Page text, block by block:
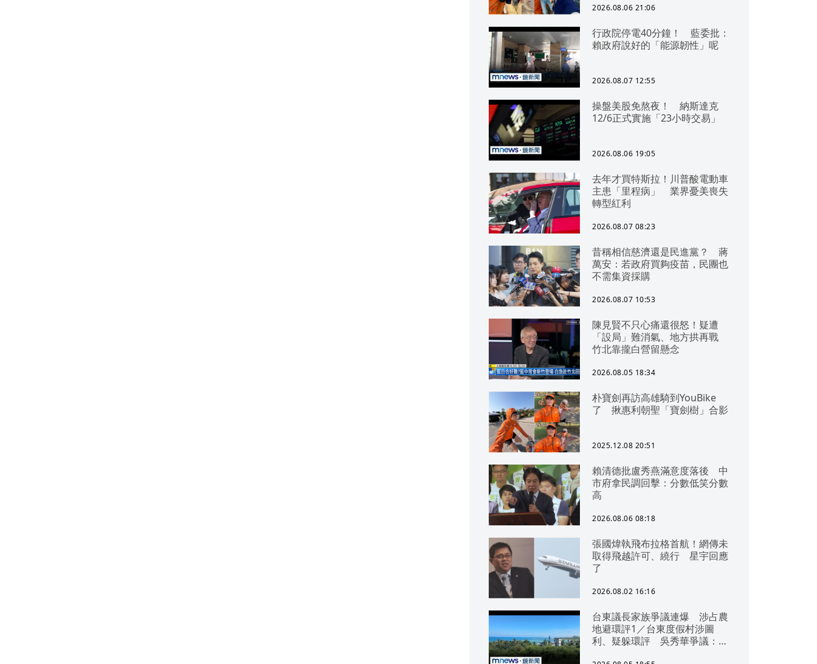
2026.08.06 21:06
行政院停電40分鐘！ 藍委批：
賴政府說好的「能源韌性」呢
2026.08.07 12:55
操盤美股免熬夜！ 納斯達克
12/6正式實施「23小時交易」
2026.08.06 19:05
去年才買特斯拉！川普酸電動車
主患「里程病」 業界憂美喪失
轉型紅利
2026.08.07 08:23
昔稱相信慈濟還是民進黨？ 蔣
萬安：若政府買夠疫苗，民團也
不需集資採購
2026.08.07 10:53
陳見賢不只心痛還很怒！疑遭
「設局」難消氣、地方拱再戰
竹北靠攏白營留懸念
2026.08.05 18:34
朴寶劍再訪高雄騎到YouBike
了 揪惠利朝聖「寶劍樹」合影
2025.12.08 20:51
賴清德批盧秀燕滿意度落後 中
市府拿民調回擊：分數低笑分數
高
2026.08.06 08:18
張國煒執飛布拉格首航！網傳未
取得飛越許可、繞行 星宇回應
了
2026.08.02 16:16
台東議長家族爭議連爆 涉占農
地避環評1／台東度假村涉圖
利、疑躲環評 吳秀華爭議：概